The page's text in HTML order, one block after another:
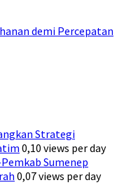
demi Percepatan
Strategi
0,10 views per day
Sumenep
0,07 views per day